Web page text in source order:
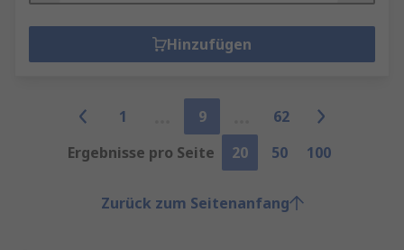
Hinzufügen
1 9
62
Ergebnisse pro Seite
20 50 100
Zurück zum Seitenanfang